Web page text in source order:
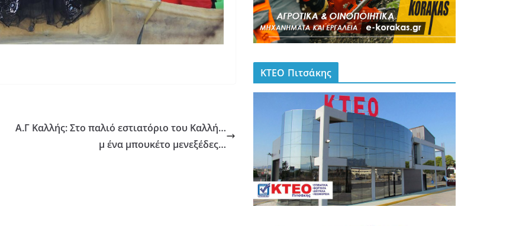
Α.Γ Καλλής: Στο παλιό εστιατόριο του Καλλή…
μ ένα μπουκέτο μενεξέδες…
ΚΤΕΟ Πιτσάκης